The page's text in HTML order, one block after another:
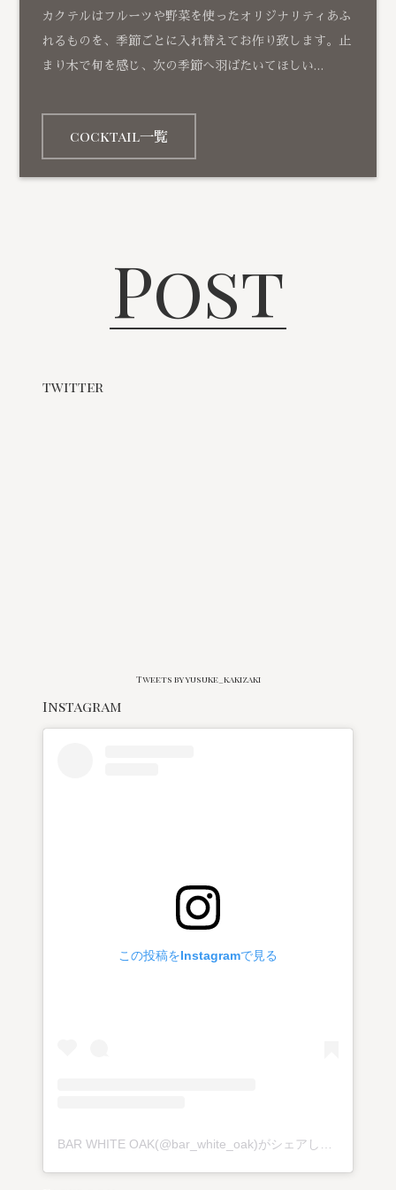
カクテルはフルーツや野菜を使ったオリジナリティあふ
れるものを、季節ごとに入れ替えてお作り致します。止
まり木で旬を感じ、次の季節へ羽ばたいてほしい…
cocktail一覧
Post
twitter
Tweets by yusuke_kakizaki
Instagram
この投稿をInstagramで見る
BAR WHITE OAK(@bar_white_oak)がシェアした投稿